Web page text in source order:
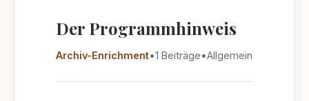
Der Programmhinweis
Archiv-Enrichment•1 Beiträge•Allgemein